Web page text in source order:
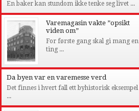
En baker kan stundom ikke tenke seg livet ...
Varemagasin vakte ”opsikt
viden om”
For første gang skal gi mang en
ting ...
Da byen var en varemesse verd
Det finnes i hvert fall ett byhistorisk eksempel
...